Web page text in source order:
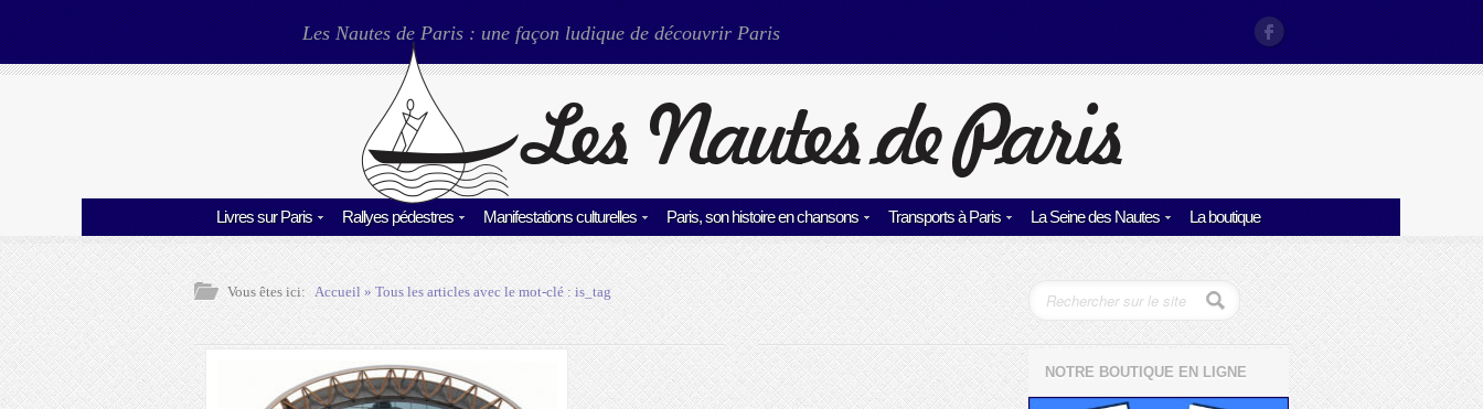
Les Nautes de Paris : une façon ludique de découvrir Paris
Livres sur Paris Rallyes pédestres Manifestations culturelles Paris, son histoire en chansons Transports à Paris La Seine des Nautes La boutique
Vous êtes ici: Accueil» Tous les articles avec le mot-clé :is_tag
NOTRE BOUTIQUE EN LIGNE